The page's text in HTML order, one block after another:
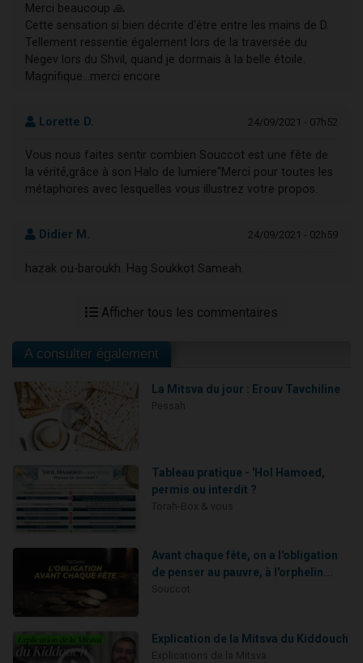
Merci beaucoup 🙏
Cette sensation si bien décrite d'être entre les mains de D.
Tellement ressentie également lors de la traversée du
Negev lors du Shvil, quand je dormais à la belle étoile.
Magnifique...merci encore
Lorette D. 24/09/2021 - 07h52
Vous nous faites sentir combien Souccot est une fête de
la vérité,grâce à son Halo de lumiere"Merci pour toutes les
métaphores avec lesquelles vous illustrez votre propos.
Didier M. 24/09/2021 - 02h59
hazak ou-baroukh. Hag Soukkot Sameah.
Afficher tous les commentaires
A consulter également
La Mitsva du jour : Erouv Tavchiline
Tableau pratique - 'Hol Hamoed,
permis ou interdit ?
Avant chaque fête, on a l'obligation
de penser au pauvre, à l'orphelin...
Explication de la Mitsva du Kiddouch